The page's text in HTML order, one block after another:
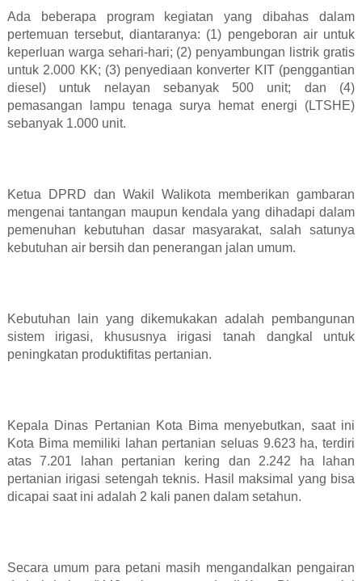
Ada beberapa program kegiatan yang dibahas dalam
pertemuan tersebut, diantaranya: (1) pengeboran air untuk
keperluan warga sehari-hari; (2) penyambungan listrik gratis
untuk 2.000 KK; (3) penyediaan konverter KIT (penggantian
diesel) untuk nelayan sebanyak 500 unit; dan (4)
pemasangan lampu tenaga surya hemat energi (LTSHE)
sebanyak 1.000 unit.
Ketua DPRD dan Wakil Walikota memberikan gambaran
mengenai tantangan maupun kendala yang dihadapi dalam
pemenuhan kebutuhan dasar masyarakat, salah satunya
kebutuhan air bersih dan penerangan jalan umum.
Kebutuhan lain yang dikemukakan adalah pembangunan
sistem irigasi, khususnya irigasi tanah dangkal untuk
peningkatan produktifitas pertanian.
Kepala Dinas Pertanian Kota Bima menyebutkan, saat ini
Kota Bima memiliki lahan pertanian seluas 9.623 ha, terdiri
atas 7.201 lahan pertanian kering dan 2.242 ha lahan
pertanian irigasi setengah teknis. Hasil maksimal yang bisa
dicapai saat ini adalah 2 kali panen dalam setahun.
Secara umum para petani masih mengandalkan pengairan